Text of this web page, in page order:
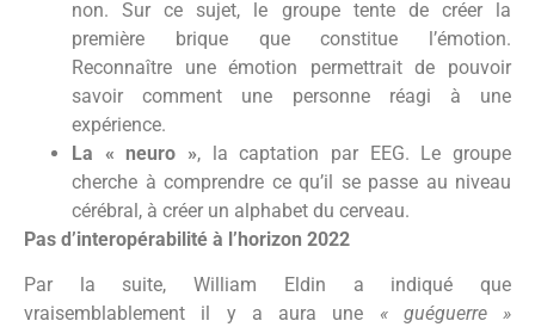
non. Sur ce sujet, le groupe tente de créer la
première brique que constitue l’émotion.
Reconnaître une émotion permettrait de pouvoir
savoir comment une personne réagi à une
expérience.
La « neuro », la captation par EEG. Le groupe
cherche à comprendre ce qu’il se passe au niveau
cérébral, à créer un alphabet du cerveau.
Pas d’interopérabilité à l’horizon 2022
Par la suite, William Eldin a indiqué que
vraisemblablement il y a aura une « guéguerre »